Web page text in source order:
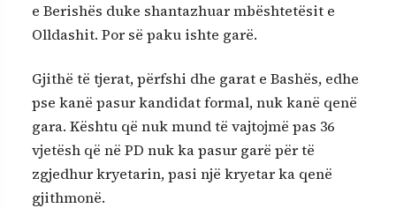
e Berishës duke shantazhuar mbështetësit e
Olldashit. Por së paku ishte garë.
Gjithë të tjerat, përfshi dhe garat e Bashës, edhe
pse kanë pasur kandidat formal, nuk kanë qenë
gara. Kështu që nuk mund të vajtojmë pas 36
vjetësh që në PD nuk ka pasur garë për të
zgjedhur kryetarin, pasi një kryetar ka qenë
gjithmonë.